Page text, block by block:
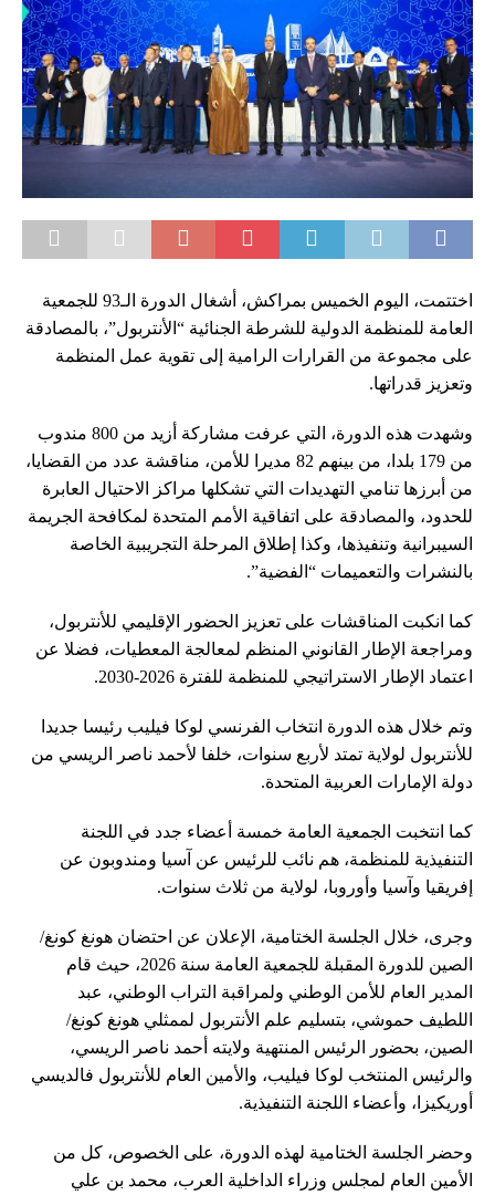
اختتمت، اليوم الخميس بمراكش، أشغال الدورة الـ93 للجمعية
العامة للمنظمة الدولية للشرطة الجنائية “الأنتربول”، بالمصادقة
على مجموعة من القرارات الرامية إلى تقوية عمل المنظمة
وتعزيز قدراتها.
وشهدت هذه الدورة، التي عرفت مشاركة أزيد من 800 مندوب
من 179 بلدا، من بينهم 82 مديرا للأمن، مناقشة عدد من القضايا،
من أبرزها تنامي التهديدات التي تشكلها مراكز الاحتيال العابرة
للحدود، والمصادقة على اتفاقية الأمم المتحدة لمكافحة الجريمة
السيبرانية وتنفيذها، وكذا إطلاق المرحلة التجريبية الخاصة
بالنشرات والتعميمات “الفضية”.
كما انكبت المناقشات على تعزيز الحضور الإقليمي للأنتربول،
ومراجعة الإطار القانوني المنظم لمعالجة المعطيات، فضلا عن
اعتماد الإطار الاستراتيجي للمنظمة للفترة 2026-2030.
وتم خلال هذه الدورة انتخاب الفرنسي لوكا فيليب رئيسا جديدا
للأنتربول لولاية تمتد لأربع سنوات، خلفا لأحمد ناصر الريسي من
دولة الإمارات العربية المتحدة.
كما انتخبت الجمعية العامة خمسة أعضاء جدد في اللجنة
التنفيذية للمنظمة، هم نائب للرئيس عن آسيا ومندوبون عن
إفريقيا وآسيا وأوروبا، لولاية من ثلاث سنوات.
وجرى، خلال الجلسة الختامية، الإعلان عن احتضان هونغ كونغ/
الصين للدورة المقبلة للجمعية العامة سنة 2026، حيث قام
المدير العام للأمن الوطني ولمراقبة التراب الوطني، عبد
اللطيف حموشي، بتسليم علم الأنتربول لممثلي هونغ كونغ/
الصين، بحضور الرئيس المنتهية ولايته أحمد ناصر الريسي،
والرئيس المنتخب لوكا فيليب، والأمين العام للأنتربول فالديسي
أوريكيزا، وأعضاء اللجنة التنفيذية.
وحضر الجلسة الختامية لهذه الدورة، على الخصوص، كل من
الأمين العام لمجلس وزراء الداخلية العرب، محمد بن علي